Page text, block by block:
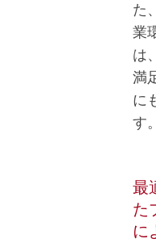
た
業
は
満
に
す。
最
た
に